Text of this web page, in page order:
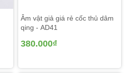
Âm vật giả giá rẻ cốc thủ dâm
qing - AD41
380.000₫